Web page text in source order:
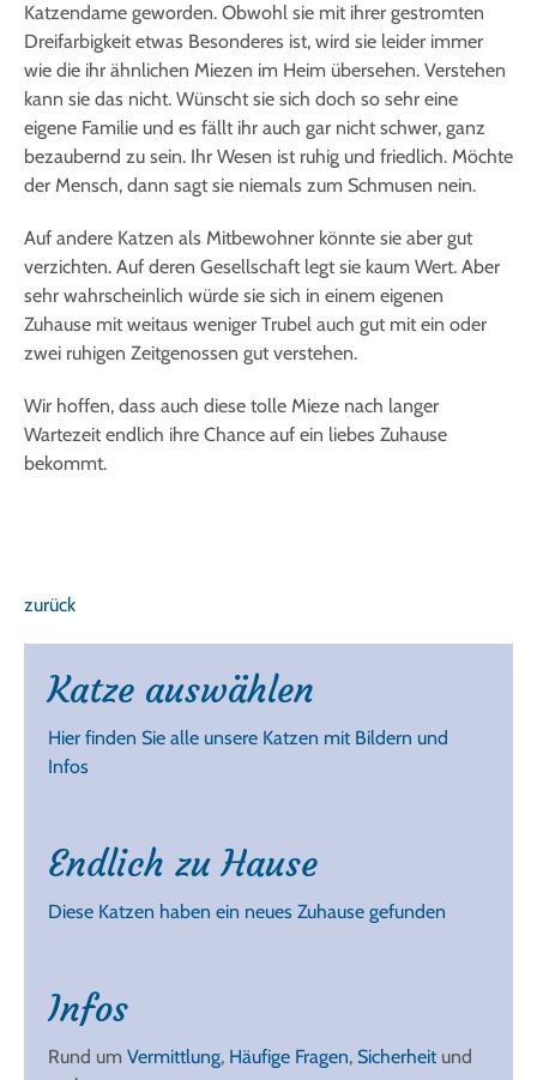
Katzendame geworden. Obwohl sie mit ihrer gestromten
Dreifarbigkeit etwas Besonderes ist, wird sie leider immer
wie die ihr ähnlichen Miezen im Heim übersehen. Verstehen
kann sie das nicht. Wünscht sie sich doch so sehr eine
eigene Familie und es fällt ihr auch gar nicht schwer, ganz
bezaubernd zu sein. Ihr Wesen ist ruhig und friedlich. Möchte
der Mensch, dann sagt sie niemals zum Schmusen nein.
Auf andere Katzen als Mitbewohner könnte sie aber gut
verzichten. Auf deren Gesellschaft legt sie kaum Wert. Aber
sehr wahrscheinlich würde sie sich in einem eigenen
Zuhause mit weitaus weniger Trubel auch gut mit ein oder
zwei ruhigen Zeitgenossen gut verstehen.
Wir hoffen, dass auch diese tolle Mieze nach langer
Wartezeit endlich ihre Chance auf ein liebes Zuhause
bekommt.
zurück
Katze auswählen
Hier finden Sie alle unsere Katzen mit Bildern und
Infos
Endlich zu Hause
Diese Katzen haben ein neues Zuhause gefunden
Infos
Rund um Vermittlung, Häufige Fragen, Sicherheitund